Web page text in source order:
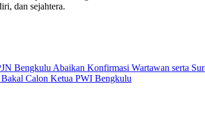
dan sejahtera.
Bengkulu Abaikan Konfirmasi Wartawan serta
Calon Ketua PWI Bengkulu